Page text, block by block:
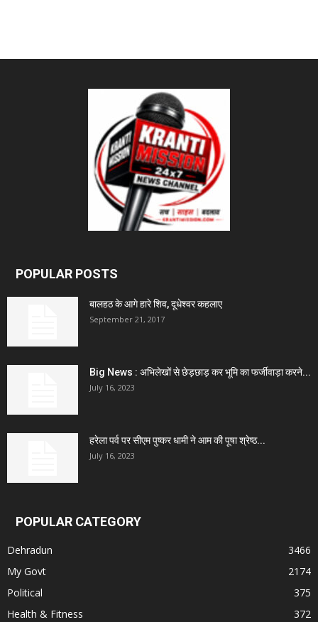
POPULAR POSTS
बालहठ के आगे हारे शिव, दूधेश्वर कहलाए
September 21, 2017
Big News : अभिलेखों से छेड़छाड़ कर भूमि का फर्जीवाड़ा करने...
July 16, 2023
हरेला पर्व पर सीएम पुष्कर धामी ने आम की पूषा श्रेष्ठ...
July 16, 2023
POPULAR CATEGORY
Dehradun
3466
My Govt
2174
Political
375
Health & Fitness
372